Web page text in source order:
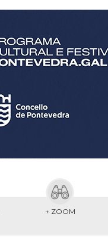
+ ZOOM